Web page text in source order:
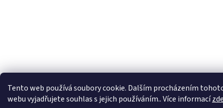
Tento web používá soubory cookie. Dalším procházením
webu vyjadřujete souhlas s jejich používáním.. Více informací